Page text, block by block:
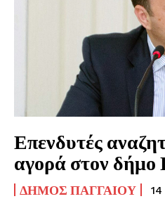
Επενδυτές
αγορά στον δήμο
ΔΉΜΟΣ ΠΑΓΓΑΊΟΥ 14